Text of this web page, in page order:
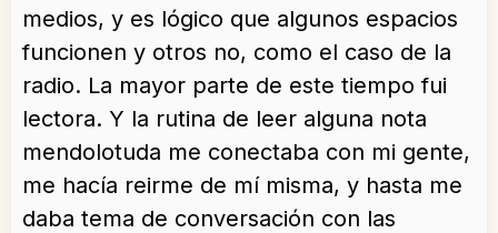
medios, y es lógico que algunos espacios
funcionen y otros no, como el caso de la
radio. La mayor parte de este tiempo fui
lectora. Y la rutina de leer alguna nota
mendolotuda me conectaba con mi gente,
me hacía reirme de mí misma, y hasta me
daba tema de conversación con las